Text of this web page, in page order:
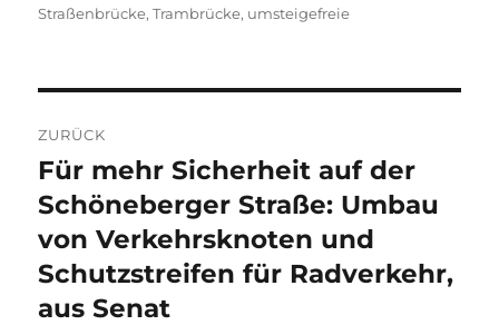
Straßenbrücke,Trambrücke, umsteigefreie
ZURÜCK
Vorheriger
Beitrag:
Für mehr Sicherheit auf der
Schöneberger Straße: Umbau
von Verkehrsknoten und
Schutzstreifen für Radverkehr,
aus Senat